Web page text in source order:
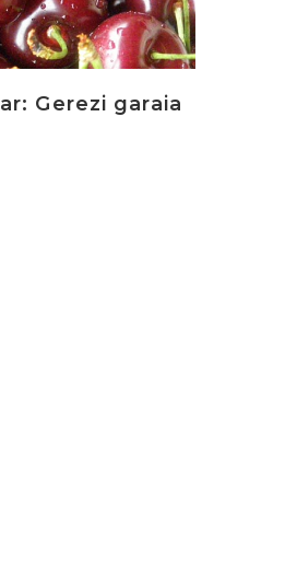
Gerezi garaia